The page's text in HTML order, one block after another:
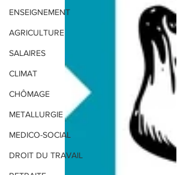
ENSEIGNEMENT
AGRICULTURE
SALAIRES
CLIMAT
CHÔMAGE
METALLURGIE
MEDICO-SOCIAL
DROIT DU TRAVAIL